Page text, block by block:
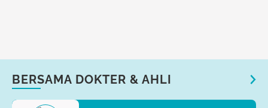
BERSAMA DOKTER & AHLI